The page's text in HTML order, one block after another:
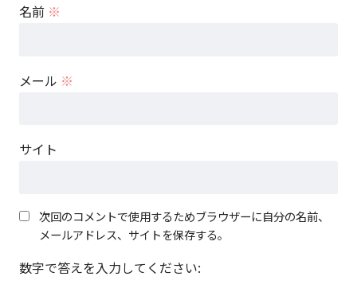
名前 ※
メール ※
サイト
次回のコメントで使用するためブラウザーに自分の名前、
メールアドレス、サイトを保存する。
数字で答えを入力してください: